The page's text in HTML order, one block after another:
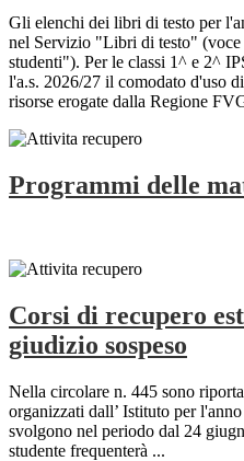
Gli elenchi dei libri di testo per
nel Servizio "Libri di testo"
studenti"). Per le classi 1^ e 2^
l'a.s. 2026/27 il comodato d'uso
risorse erogate dalla Regione
Programmi delle
Corsi di recupero
giudizio sospeso
Nella circolare n. 445 sono
organizzati dall’ Istituto per
svolgono nel periodo dal 24
studente frequenterà ...